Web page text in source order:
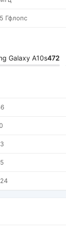
Гфлопс
Galaxy A10s472